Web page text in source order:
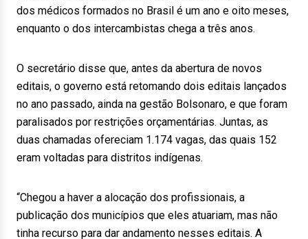
dos médicos formados no Brasil é um ano e oito meses,
enquanto o dos intercambistas chega a três anos.
O secretário disse que, antes da abertura de novos
editais, o governo está retomando dois editais lançados
no ano passado, ainda na gestão Bolsonaro, e que foram
paralisados por restrições orçamentárias. Juntas, as
duas chamadas ofereciam 1.174 vagas, das quais 152
eram voltadas para distritos indígenas.
“Chegou a haver a alocação dos profissionais, a
publicação dos municípios que eles atuariam, mas não
tinha recurso para dar andamento nesses editais. A